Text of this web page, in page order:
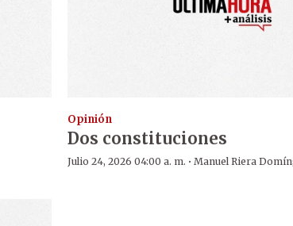
Opinión
Dos constituciones
Julio 24, 2026 04:00 a. m. ·Manuel Riera